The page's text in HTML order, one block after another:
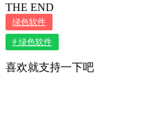
THE END
绿色软件
# 绿色软件
喜欢就支持一下吧